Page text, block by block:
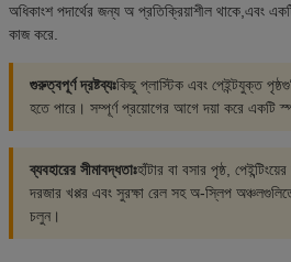
অধিকাংশ পদার্থের জন্য অ প্রতিক্রিয়াশীল থাকে,এবং
কাজ করে.
গুরুত্বপূর্ণ দ্রষ্টব্যঃকিছু প্লাস্টিক এবং পেইন্টযুক্ত
হতে পারে। সম্পূর্ণ প্রয়োগের আগে দয়া করে একটি
ব্যবহারের সীমাবদ্ধতাঃহাঁটার বা বসার পৃষ্ঠ,
দরজার খপ্পর এবং সুরক্ষা রেল সহ অ-স্লিপ
চলুন।